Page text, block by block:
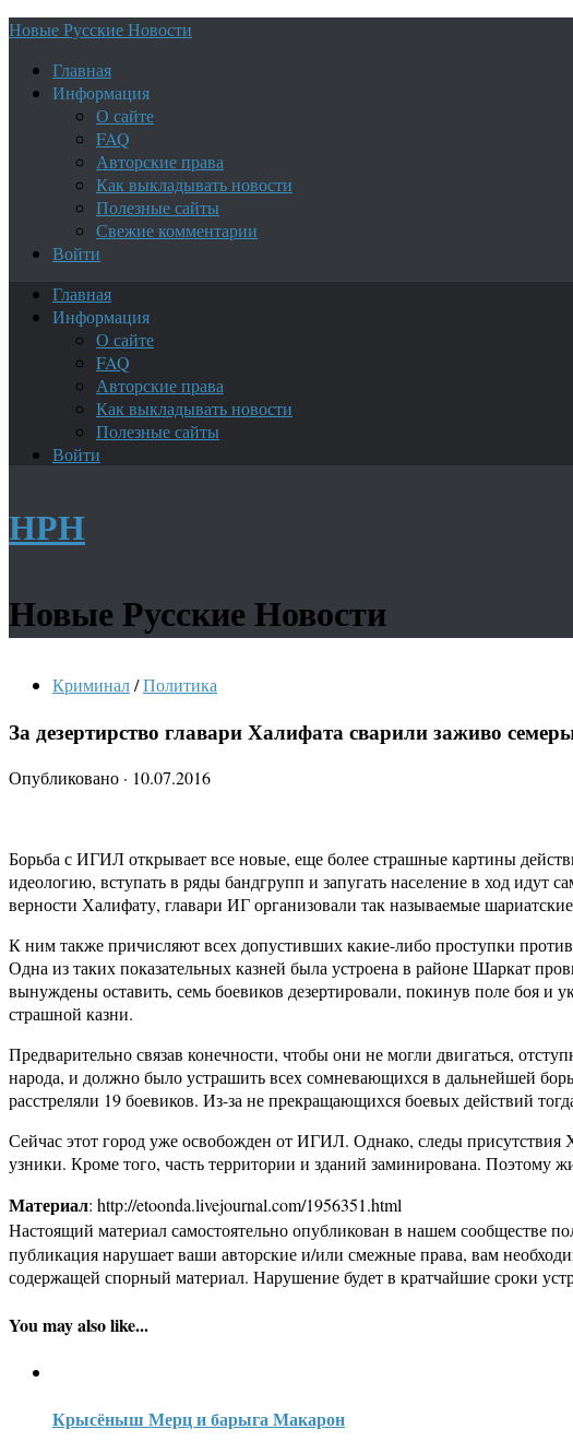
Новые Русские Новости
Главная
Информация
О сайте
FAQ
Авторские права
Как выкладывать новости
Полезные сайты
Свежие комментарии
Войти
Главная
Информация
О сайте
FAQ
Авторские права
Как выкладывать новости
Полезные сайты
Войти
НРН
Новые Русские Новости
Криминал/Политика
За дезертирство главари Халифата сварили заживо
Опубликовано · 10.07.2016
Борьба с ИГИЛ открывает все новые, еще более страшные картины
идеологию, вступать в ряды бандгрупп и запугать население в ход
верности Халифату, главари ИГ организовали так называемые
К ним также причисляют всех допустивших какие-либо проступки
Одна из таких показательных казней была устроена в районе Шаркат
вынуждены оставить, семь боевиков дезертировали, покинув поле боя
страшной казни.
Предварительно связав конечности, чтобы они не могли двигаться,
народа, и должно было устрашить всех сомневающихся в дальнейшей
расстреляли 19 боевиков. Из-за не прекращающихся боевых действий
Сейчас этот город уже освобожден от ИГИЛ. Однако, следы
узники. Кроме того, часть территории и зданий заминирована. Поэтому
Материал: http://etoonda.livejournal.com/1956351.html
Настоящий материал самостоятельно опубликован в нашем сообществе
публикация нарушает ваши авторские и/или смежные права, вам
содержащей спорный материал. Нарушение будет в кратчайшие сроки
You may also like...
Крысёныш Мерц и барыга Макарон